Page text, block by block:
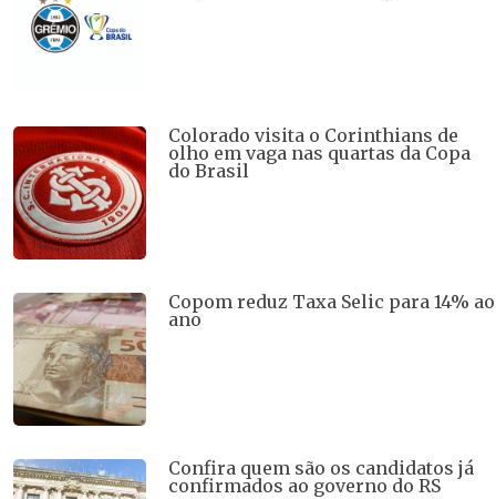
Colorado visita o Corinthians de
olho em vaga nas quartas da Copa
do Brasil
Copom reduz Taxa Selic para 14% ao
ano
Confira quem são os candidatos já
confirmados ao governo do RS